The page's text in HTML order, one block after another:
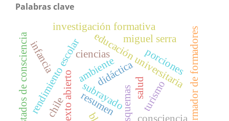
Palabras clave
subrayado salud
ambiente
educación universitaria
contexto abierto
investigación formativa formador de formadores
chile
rendimiento escolarresumenesquemas
ciencias
turismo
didáctica porciones
estados de consciencia miguel serra
infancia